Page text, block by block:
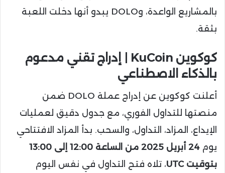
بالمشاريع الواعدة، وDOLO يبدو أنها دخلت اللعبة
بثقة.
كوكوين KuCoin | إدراج تقني مدعوم
بالذكاء الاصطناعي
أعلنت كوكوين عن إدراج عملة DOLO ضمن
منصتها للتداول الفوري، مع جدول دقيق لعمليات
الإيداع، المزاد، التداول، والسحب. بدأ المزاد الافتتاحي
يوم
24 أبريل 2025 من الساعة 12:00 إلى 13:00
بتوقيت UTC
، تلاه فتح التداول في نفس اليوم